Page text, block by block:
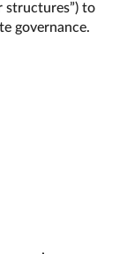
structures”) to
governance.